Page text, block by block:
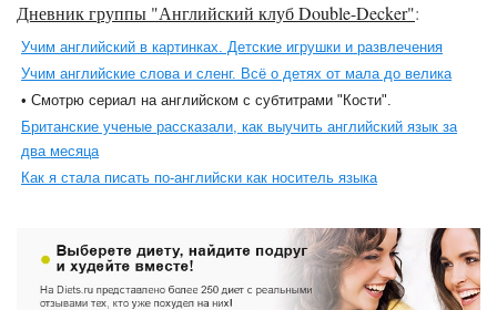
Дневник группы "Английский клуб Double-Decker":
Учим английский в картинках. Детские игрушки и развлечения
Учим английские слова и сленг. Всё о детях от мала до велика
• Смотрю сериал на английском с субтитрами "Кости".
Британские ученые рассказали, как выучить английский язык за
два месяца
Как я стала писать по-английски как носитель языка